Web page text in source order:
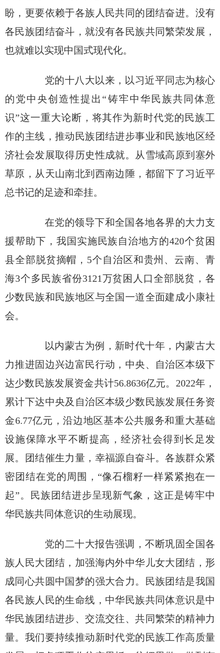
盼，更要依赖于各族人民共同的团结奋进。没有
各民族团结奋斗，就没有各民族共同繁荣发展，
也就难以实现中国式现代化。
党的十八大以来，以习近平同志为核心
的党中央创造性提出“铸牢中华民族共同体意
识”这一重大论断，将其作为新时代党的民族工
作的主线，推动民族团结进步事业和民族地区经
济社会发展取得历史性成就。从雪域高原到塞外
草原，从天山南北到西南边陲，都留下了习近平
总书记的足迹和牵挂。
在党的领导下和全国各地各界的大力支
援帮助下，我国实施民族自治地方的420个贫困
县全部脱贫摘帽，5个自治区和贵州、云南、青
海3个多民族省份3121万贫困人口全部脱贫，各
少数民族和民族地区与全国一道全面建成小康社
会。
以内蒙古为例，新时代十年，内蒙古大
力推进固边兴边富民行动，中央、自治区本级下
达少数民族发展资金共计56.8636亿元。2022年，
累计下达中央及自治区本级少数民族发展任务资
金6.77亿元，沿边地区基本公共服务和重大基础
设施保障水平不断提高，经济社会得到长足发
展。团结催生力量，幸福源自奋斗。各族群众紧
密团结在党的周围，“像石榴籽一样紧紧抱在一
起”。民族团结进步呈现新气象，这正是铸牢中
华民族共同体意识的生动展现。
党的二十大报告强调，不断巩固全国各
族人民大团结，加强海内外中华儿女大团结，形
成同心共圆中国梦的强大合力。民族团结是我国
各民族人民的生命线，中华民族共同体意识是中
华民族团结进步、交流交往、共同繁荣的精神力
量。我们要持续推动新时代党的民族工作高质量